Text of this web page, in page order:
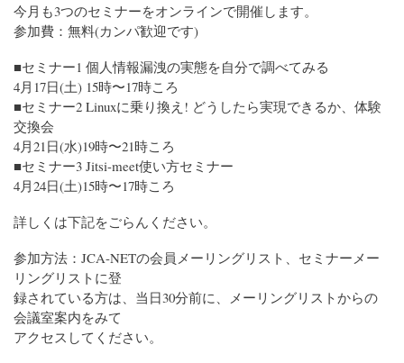
今月も3つのセミナーをオンラインで開催します。
参加費：無料(カンパ歓迎です)
■セミナー1 個人情報漏洩の実態を自分で調べてみる
4月17日(土) 15時〜17時ころ
■セミナー2 Linuxに乗り換え! どうしたら実現できるか、体験
交換会
4月21日(水)19時〜21時ころ
■セミナー3 Jitsi-meet使い方セミナー
4月24日(土)15時〜17時ころ
詳しくは下記をごらんください。
参加方法：JCA-NETの会員メーリングリスト、セミナーメー
リングリストに登
録されている方は、当日30分前に、メーリングリストからの
会議室案内をみて
アクセスしてください。